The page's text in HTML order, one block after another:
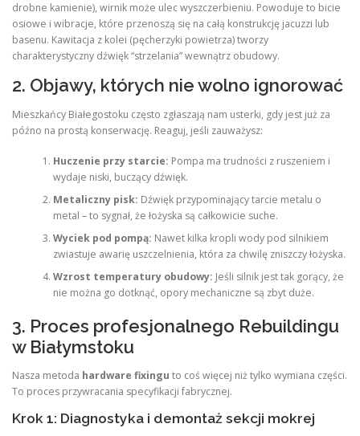
drobne kamienie), wirnik może ulec wyszczerbieniu. Powoduje to bicie
osiowe i wibracje, które przenoszą się na całą konstrukcję jacuzzi lub
basenu. Kawitacja z kolei (pęcherzyki powietrza) tworzy
charakterystyczny dźwięk “strzelania” wewnątrz obudowy.
2. Objawy, których nie wolno ignorować
Mieszkańcy Białegostoku często zgłaszają nam usterki, gdy jest już za
późno na prostą konserwację. Reaguj, jeśli zauważysz:
Huczenie przy starcie: Pompa ma trudności z ruszeniem i
wydaje niski, buczący dźwięk.
Metaliczny pisk: Dźwięk przypominający tarcie metalu o
metal – to sygnał, że łożyska są całkowicie suche.
Wyciek pod pompą: Nawet kilka kropli wody pod silnikiem
zwiastuje awarię uszczelnienia, która za chwilę zniszczy łożyska.
Wzrost temperatury obudowy: Jeśli silnik jest tak gorący, że
nie można go dotknąć, opory mechaniczne są zbyt duże.
3. Proces profesjonalnego Rebuildingu
w Białymstoku
Nasza metoda hardware fixingu to coś więcej niż tylko wymiana części.
To proces przywracania specyfikacji fabrycznej.
Krok 1: Diagnostyka i demontaż sekcji mokrej